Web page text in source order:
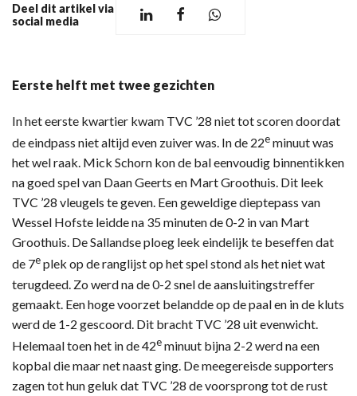
Deel dit artikel via
social media
Eerste helft met twee gezichten
In het eerste kwartier kwam TVC ’28 niet tot scoren doordat
de eindpass niet altijd even zuiver was. In de 22eminuut was
het wel raak. Mick Schorn kon de bal eenvoudig binnentikken
na goed spel van Daan Geerts en Mart Groothuis. Dit leek
TVC ’28 vleugels te geven. Een geweldige dieptepass van
Wessel Hofste leidde na 35 minuten de 0-2 in van Mart
Groothuis. De Sallandse ploeg leek eindelijk te beseffen dat
de 7eplek op de ranglijst op het spel stond als het niet wat
terugdeed. Zo werd na de 0-2 snel de aansluitingstreffer
gemaakt. Een hoge voorzet belandde op de paal en in de kluts
werd de 1-2 gescoord. Dit bracht TVC ’28 uit evenwicht.
Helemaal toen het in de 42eminuut bijna 2-2 werd na een
kopbal die maar net naast ging. De meegereisde supporters
zagen tot hun geluk dat TVC ’28 de voorsprong tot de rust